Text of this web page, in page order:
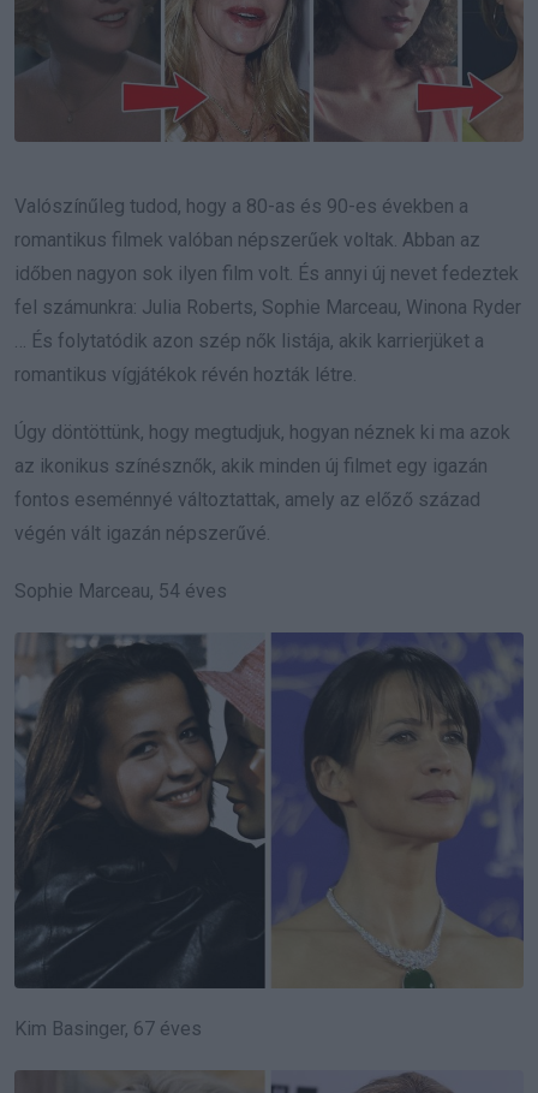
Valószínűleg tudod, hogy a 80-as és 90-es években a
romantikus filmek valóban népszerűek voltak. Abban az
időben nagyon sok ilyen film volt. És annyi új nevet fedeztek
fel számunkra: Julia Roberts, Sophie Marceau, Winona Ryder
… És folytatódik azon szép nők listája, akik karrierjüket a
romantikus vígjátékok révén hozták létre.
Úgy döntöttünk, hogy megtudjuk, hogyan néznek ki ma azok
az ikonikus színésznők, akik minden új filmet egy igazán
fontos eseménnyé változtattak, amely az előző század
végén vált igazán népszerűvé.
Sophie Marceau, 54 éves
Kim Basinger, 67 éves